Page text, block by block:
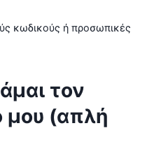
κωδικούς ή προσωπικές
τον
μου (απλή